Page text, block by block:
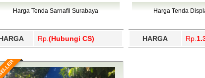
Harga Tenda Sarnafil Surabaya
Rp. (Hubungi CS)
Harga Tenda
HARGA Rp.